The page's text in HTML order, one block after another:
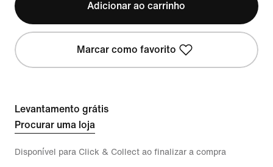
Adicionar ao carrinho
Marcar como favorito
Levantamento grátis
Procurar uma loja
Disponível para Click & Collect ao finalizar a compra